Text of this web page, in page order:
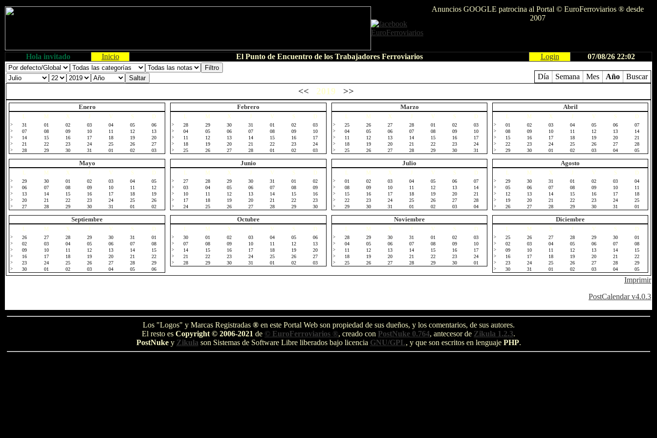
Anuncios GOOGLE patrocina al Portal © EuroFerroviarios ® desde
2007
Hola invitado Inicio El Punto de Encuentro de los Trabajadores Ferroviarios Login 07/08/26 22:02
Día Semana Mes Año Buscar
<< 2019 >>
Enero
M X J V S D
> 31 01 02 03 04 05 06
> 07 08 09 10 11 12 13
> 14 15 16 17 18 19 20
> 21 22 23 24 25 26 27
> 28 29 30 31 01 02 03
Febrero
M X J V S D
> 28 29 30 31 01 02 03
> 04 05 06 07 08 09 10
> 11 12 13 14 15 16 17
> 18 19 20 21 22 23 24
> 25 26 27 28 01 02 03
Marzo
M X J V S D
> 25 26 27 28 01 02 03
> 04 05 06 07 08 09 10
> 11 12 13 14 15 16 17
> 18 19 20 21 22 23 24
> 25 26 27 28 29 30 31
Abril
M X J V S D
> 01 02 03 04 05 06 07
> 08 09 10 11 12 13 14
> 15 16 17 18 19 20 21
> 22 23 24 25 26 27 28
> 29 30 01 02 03 04 05
Mayo
M X J V S D
> 29 30 01 02 03 04 05
> 06 07 08 09 10 11 12
> 13 14 15 16 17 18 19
> 20 21 22 23 24 25 26
> 27 28 29 30 31 01 02
Junio
M X J V S D
> 27 28 29 30 31 01 02
> 03 04 05 06 07 08 09
> 10 11 12 13 14 15 16
> 17 18 19 20 21 22 23
> 24 25 26 27 28 29 30
Julio
M X J V S D
> 01 02 03 04 05 06 07
> 08 09 10 11 12 13 14
> 15 16 17 18 19 20 21
> 22 23 24 25 26 27 28
> 29 30 31 01 02 03 04
Agosto
M X J V S D
> 29 30 31 01 02 03 04
> 05 06 07 08 09 10 11
> 12 13 14 15 16 17 18
> 19 20 21 22 23 24 25
> 26 27 28 29 30 31 01
Septiembre
M X J V S D
> 26 27 28 29 30 31 01
> 02 03 04 05 06 07 08
> 09 10 11 12 13 14 15
> 16 17 18 19 20 21 22
> 23 24 25 26 27 28 29
> 30 01 02 03 04 05 06
Octubre
M X J V S D
> 30 01 02 03 04 05 06
> 07 08 09 10 11 12 13
> 14 15 16 17 18 19 20
> 21 22 23 24 25 26 27
> 28 29 30 31 01 02 03
Noviembre
M X J V S D
> 28 29 30 31 01 02 03
> 04 05 06 07 08 09 10
> 11 12 13 14 15 16 17
> 18 19 20 21 22 23 24
> 25 26 27 28 29 30 01
Diciembre
M X J V S D
> 25 26 27 28 29 30 01
> 02 03 04 05 06 07 08
> 09 10 11 12 13 14 15
> 16 17 18 19 20 21 22
> 23 24 25 26 27 28 29
> 30 31 01 02 03 04 05
Imprimir
PostCalendar v4.0.3
Los "Logos" y Marcas Registradas ®en este Portal Web son propiedad de sus dueños, y los comentarios, de sus autores.
El resto es Copyright © 2006-2021 de © EuroFerroviarios ®, creado con PostNuke 0.764, antecesor de Zikula 1.2.3.
PostNukey Zikula son Sistemas de Software Libre liberados bajo licencia GNU/GPL, y que son escritos en lenguaje PHP.